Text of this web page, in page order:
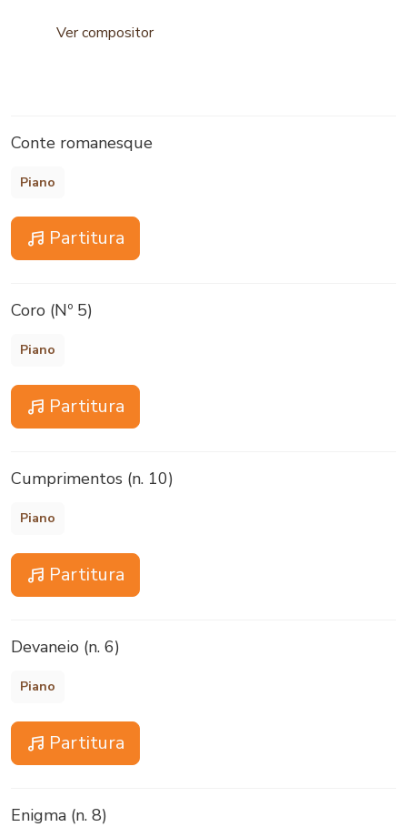
Ver compositor
Conte romanesque
Piano
Partitura
Coro (Nº 5)
Piano
Partitura
Cumprimentos (n. 10)
Piano
Partitura
Devaneio (n. 6)
Piano
Partitura
Enigma (n. 8)